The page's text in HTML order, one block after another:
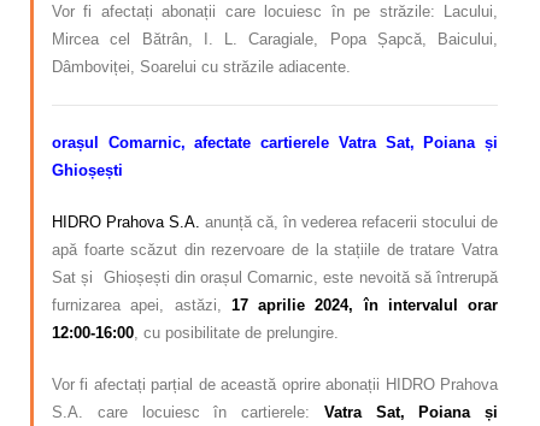
Vor fi afectați abonații care locuiesc în pe străzile: Lacului,
Mircea cel Bătrân, I. L. Caragiale, Popa Șapcă, Baicului,
Dâmboviței, Soarelui cu străzile adiacente.
orașul Comarnic, afectate cartierele Vatra Sat, Poiana și
Ghioșești
HIDRO Prahova S.A. anunță că, în vederea refacerii stocului de
apă foarte scăzut din rezervoare de la stațiile de tratare Vatra
Sat și Ghioșești din orașul Comarnic, este nevoită să întrerupă
furnizarea apei, astăzi, 17 aprilie 2024, în intervalul orar
12:00-16:00, cu posibilitate de prelungire.
Vor fi afectați parțial de această oprire abonații HIDRO Prahova
S.A. care locuiesc în cartierele: Vatra Sat, Poiana și